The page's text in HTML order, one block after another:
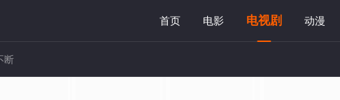
首页 电影 电视剧 动漫